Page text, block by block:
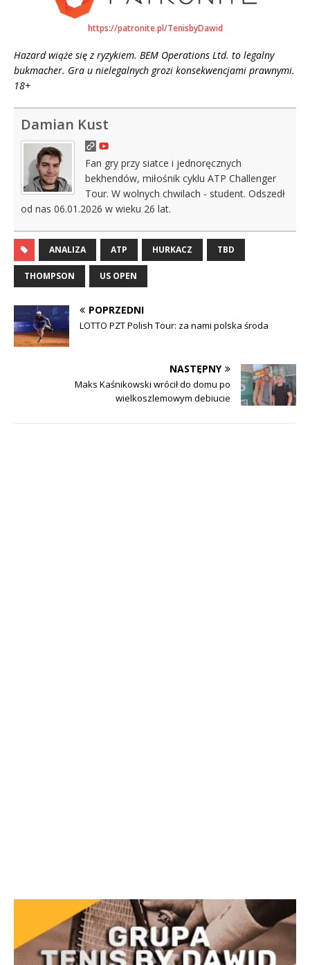
https://patronite.pl/TenisbyDawid
Hazard wiąże się z ryzykiem. BEM Operations Ltd. to legalny
bukmacher. Gra u nielegalnych grozi konsekwencjami prawnymi.
18+
Damian Kust
Fan gry przy siatce i jednoręcznych
bekhendów, miłośnik cyklu ATP Challenger
Tour. W wolnych chwilach - student. Odszedł
od nas 06.01.2026 w wieku 26 lat.
ANALIZA ATP HURKACZ TBD
THOMPSON US OPEN
POPRZEDNI
LOTTO PZT Polish Tour: za nami polska środa
NASTĘPNY
Maks Kaśnikowski wrócił do domu po
wielkoszlemowym debiucie